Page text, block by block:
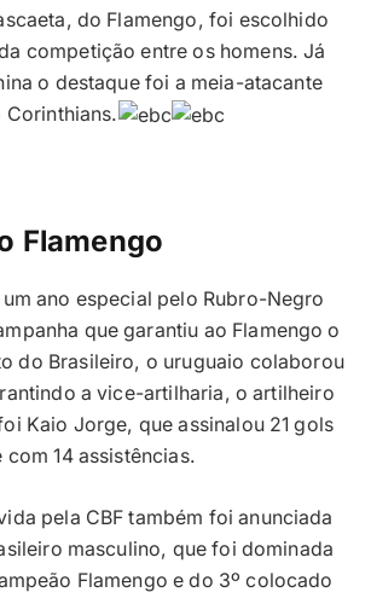
do Flamengo, foi escolhido
competição entre os homens. Já
o destaque foi a meia-atacante
Corinthians.
Flamengo
ano especial pelo Rubro-Negro
que garantiu ao Flamengo o
do Brasileiro, o uruguaio colaborou
a vice-artilharia, o artilheiro
Kaio Jorge, que assinalou 21 gols
14 assistências.
pela CBF também foi anunciada
masculino, que foi dominada
Flamengo e do 3º colocado